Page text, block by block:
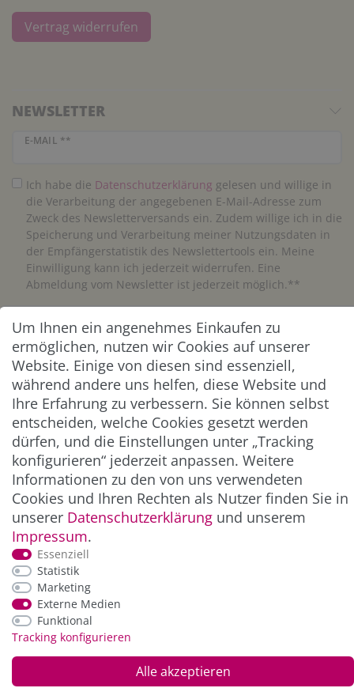
Vertrag widerrufen
NEWSLETTER
E-MAIL **
Newsletter Honig
Ich habe die Daten­schutz­erklärung gelesen und willige in
die Verarbeitung der angegebenen E-Mail-Adresse zum
Zweck des Newsletterversands ein. Zudem willige ich in die
Speicherung und Verarbeitung meiner Nutzungsdaten in
der Empfängerstatistik des Newslettertools ein. Meine
Einwilligung kann ich jederzeit widerrufen. Eine
Abmeldung vom Newsletter ist jederzeit möglich.**
Abonnieren
** Hierbei handelt es sich um ein Pflichtfeld.
ZAHLUNG & VERSAND
*Alle Preise inkl. der gesetzl. MwSt. zzgl.
und Versandkosten
Um Ihnen ein angenehmes Einkaufen zu
ermöglichen, nutzen wir Cookies auf unserer
Website. Einige von diesen sind essenziell,
während andere uns helfen, diese Website und
Ihre Erfahrung zu verbessern. Sie können selbst
entscheiden, welche Cookies gesetzt werden
dürfen, und die Einstellungen unter „Tracking
konfigurieren“ jederzeit anpassen. Weitere
Informationen zu den von uns verwendeten
Cookies und Ihren Rechten als Nutzer finden Sie in
unserer Daten­schutz­erklärung und unserem
Impressum.
Essenziell
Statistik
Marketing
Externe Medien
Funktional
Tracking konfigurieren
Alle akzeptieren
© Copyright 2026 Alle Rechte vorbehalten. |